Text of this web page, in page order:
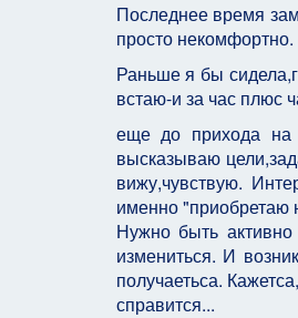
Последнее время
просто некомфортно.
Раньше я бы
встаю-и за час плюс
еще до прихода на
высказываю
вижу,чувствую.
именно "приобретаю
Нужно быть
измениться. И
получаетьса.
справится...